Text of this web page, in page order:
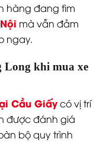
hàng đang tìm
mà vẫn đảm
ngay.
Long khi mua xe
Cầu Giấycó vị trí
được đánh giá
bộ quy trình